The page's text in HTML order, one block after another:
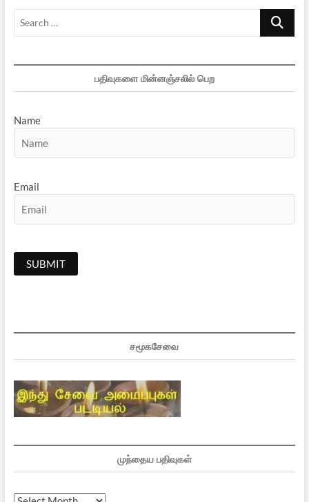
Search
பதிவுகளை மின்னஞ்சலில் பெற
Name
Email
சமூகசேவை
முந்தைய பதிவுகள்